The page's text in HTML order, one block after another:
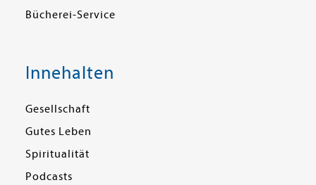
Bücherei-Service
Innehalten
Gesellschaft
Gutes Leben
Spiritualität
Podcasts